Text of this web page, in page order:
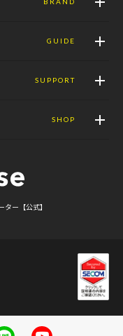
GUIDE
SUPPORT
SHOP
ター【公式】